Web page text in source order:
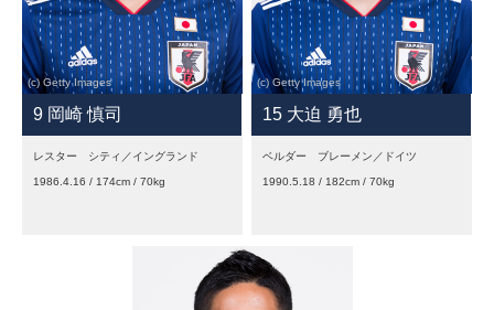
9 岡崎 慎司
レスター シティ／イングランド
1986.4.16 / 174cm / 70kg
15 大迫 勇也
ベルダー ブレーメン／ドイツ
1990.5.18 / 182cm / 70kg